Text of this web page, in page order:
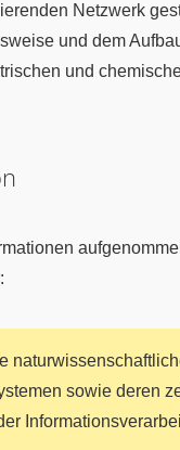
Netzwerk
und dem
und
sowie deren